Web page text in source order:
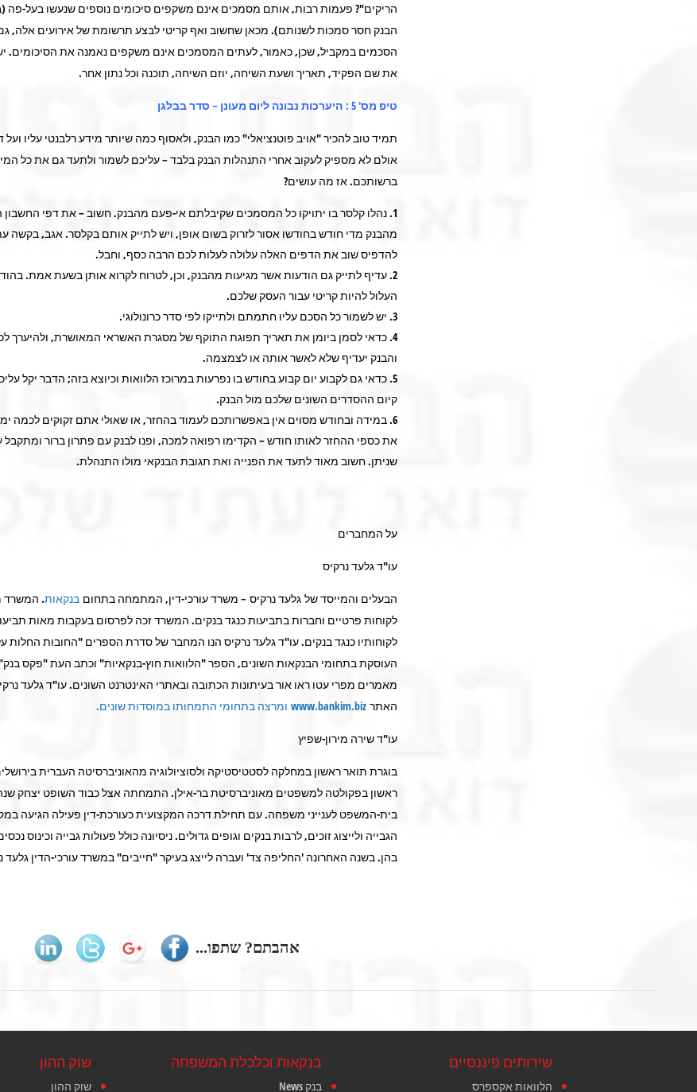
הריקים"? פעמות רבות, אותם מסמכים אינם משקפים סיכומים נוספים שנעשו בעל-פה
הבנק חסר סמכות לשנותם). מכאן שחשוב ואף קריטי לבצע תרשומת של אירועים אלה,
הסכמים במקביל, שכן, כאמור, לעתים המסמכים אינם משקפים נאמנה את הסיכומים. יש
את שם הפקיד, תאריך ושעת השיחה, יוזם השיחה, תוכנה וכל נתון אחר.
טיפ מס' 5 : היערכות נבונה ליום מעונן – סדר בבלגן
תמיד טוב להכיר "אויב פוטנציאלי" כמו הבנק, ולאסוף כמה שיותר מידע רלבנטי עליו ועל
אולם לא מספיק לעקוב אחרי התנהלות הבנק בלבד – עליכם לשמור ולתעד גם את כל
ברשותכם. אז מה עושים?
נהלו קלסר בו יתויקו כל המסמכים שקיבלתם אי-פעם מהבנק. חשוב – את דפי החשבון
מהבנק מדי חודש בחודשו אסור לזרוק בשום אופן, ויש לתייק אותם בקלסר. אגב, בקשה
להדפיס שוב את הדפים האלה עלולה לעלות לכם הרבה כסף, וחבל.
עדיף לתייק גם הודעות אשר מגיעות מהבנק, וכן, לטרוח לקרוא אותן בשעת אמת.
העלול להיות קריטי עבור העסק שלכם.
יש לשמור כל הסכם עליו חתמתם ולתייקו לפי סדר כרונולוגי.
כדאי לסמן ביומן את תאריך תפוגת התוקף של מסגרת האשראי המאושרת, ולהיערך
והבנק יעדיף שלא לאשר אותה או לצמצמה.
כדאי גם לקבוע יום קבוע בחודש בו נפרעות במרוכז הלוואות וכיוצא בזה; הדבר יקל
קיום ההסדרים השונים שלכם מול הבנק.
במידה ובחודש מסוים אין באפשרותכם לעמוד בהחזר, או שאולי אתם זקוקים לכמה
את כספי ההחזר לאותו חודש – הקדימו רפואה למכה, ופנו לבנק עם פתרון ברור
שניתן. חשוב מאוד לתעד את הפנייה ואת תגובת הבנקאי מולו התנהלת.
על המחברים
עו"ד גלעד נרקיס
הבעלים והמייסד של גלעד נרקיס – משרד עורכי-דין, המתמחה בתחום בנקאות. המשרד
לקוחות פרטיים וחברות בתביעות כנגד בנקים. המשרד זכה לפרסום בעקבות מאות
לקוחותיו כנגד בנקים. עו"ד גלעד נרקיס הנו המחבר של סדרת הספרים "החובות החלות
העוסקת בתחומי הבנקאות השונים, הספר "הלוואות חוץ-בנקאיות" וכתב העת "פקס
מאמרים מפרי עטו ראו אור בעיתונות הכתובה ובאתרי האינטרנט השונים. עו"ד גלעד
האתר www.bankim.biz ומרצה בתחומי התמחותו במוסדות שונים.
עו"ד שירה מירון-שפיץ
בוגרת תואר ראשון במחלקה לסטטיסטיקה ולסוציולוגיה מהאוניברסיטה העברית
ראשון בפקולטה למשפטים מאוניברסיטת בר-אילן. התמחתה אצל כבוד השופט יצחק
בית-המשפט לענייני משפחה. עם תחילת דרכה המקצועית כעורכת-דין פעילה הגיעה
הגבייה ולייצוג זוכים, לרבות בנקים וגופים גדולים. ניסיונה כולל פעולות גבייה וכינוס
בהן. בשנה האחרונה 'החליפה צד' ועברה לייצג בעיקר "חייבים" במשרד עורכי-הדין גלעד
אהבתם? שתפו...
שוק ההון
שוק ההון
בנקאות וכלכלת המשפחה
בנק News
שירותים פיננסיים
הלוואות אקספרס